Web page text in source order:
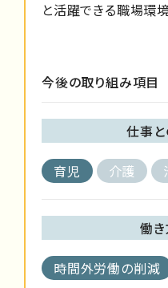
と活躍できる職場環
今後の取り組み項目
仕事
育児 介護
働
時間外労働の削減